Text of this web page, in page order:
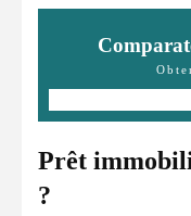
Prêt
?